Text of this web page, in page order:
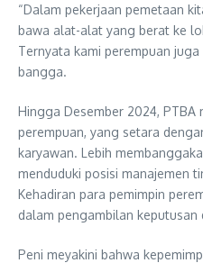
“Dalam pekerjaan pemetaan
bawa alat-alat yang berat ke
Ternyata kami perempuan juga
bangga.
Hingga Desember 2024, PTBA
perempuan, yang setara
karyawan. Lebih
menduduki posisi manajemen
Kehadiran para pemimpin
dalam pengambilan keputusan
Peni meyakini bahwa